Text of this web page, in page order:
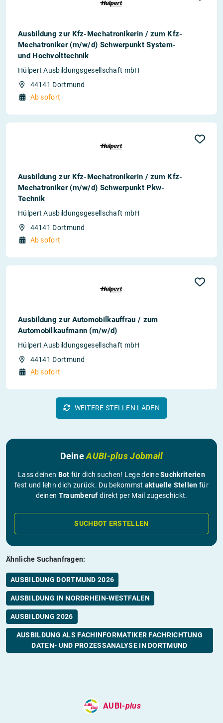
Ausbildung zur Kfz-Mechatronikerin / zum Kfz-
Mechatroniker (m/w/d) Schwerpunkt System-
und Hochvolttechnik
Hülpert Ausbildungsgesellschaft mbH
44141 Dortmund
Ab sofort
Ausbildung zur Kfz-Mechatronikerin / zum Kfz-
Mechatroniker (m/w/d) Schwerpunkt Pkw-
Technik
Hülpert Ausbildungsgesellschaft mbH
44141 Dortmund
Ab sofort
Ausbildung zur Automobilkauffrau / zum
Automobilkaufmann (m/w/d)
Hülpert Ausbildungsgesellschaft mbH
44141 Dortmund
Ab sofort
WEITERE STELLEN LADEN
DeineAUBI-plus Jobmail
Lass deinen Bot für dich suchen! Lege deineSuchkriterien
fest und lehn dich zurück. Du bekommst aktuelle Stellen für
deinen Traumberuf direkt per Mail zugeschickt.
SUCHBOT ERSTELLEN
Ähnliche Suchanfragen:
AUSBILDUNG DORTMUND 2026
AUSBILDUNG IN NORDRHEIN-WESTFALEN
AUSBILDUNG 2026
AUSBILDUNG ALS FACHINFORMATIKER FACHRICHTUNG
DATEN- UND PROZESSANALYSE IN DORTMUND
AUBI-plus